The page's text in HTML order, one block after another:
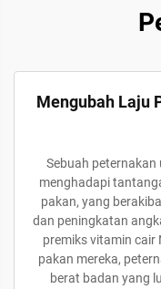
Mengubah Laju
Sebuah peternakan
menghadapi
pakan, yang
dan peningkatan
premiks vitamin cair
pakan mereka,
berat badan yang